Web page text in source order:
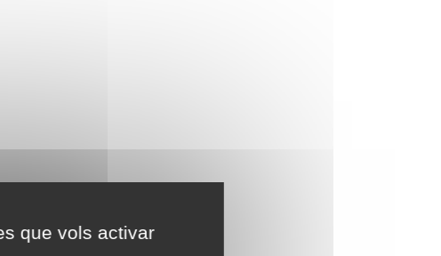
que vols activar